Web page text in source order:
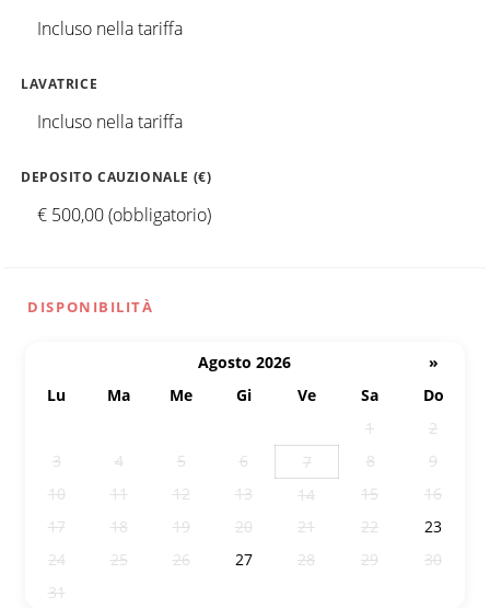
Incluso nella tariffa
LAVATRICE
Incluso nella tariffa
DEPOSITO CAUZIONALE (€)
€ 500,00 (obbligatorio)
DISPONIBILITÀ
Agosto 2026
»
Lu
Ma Me Gi Ve Sa
Do
1
2
3
4 5 6 7 8
9
10
11 12 13 14 15
16
17
18 19 20 21 22
23
24
25 26 27 28 29
30
31